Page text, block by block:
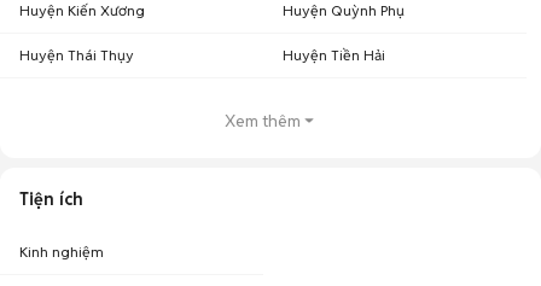
Huyện Kiến Xương Huyện Quỳnh Phụ
Huyện Thái Thụy Huyện Tiền Hải
Xem thêm
Tiện ích
Kinh nghiệm